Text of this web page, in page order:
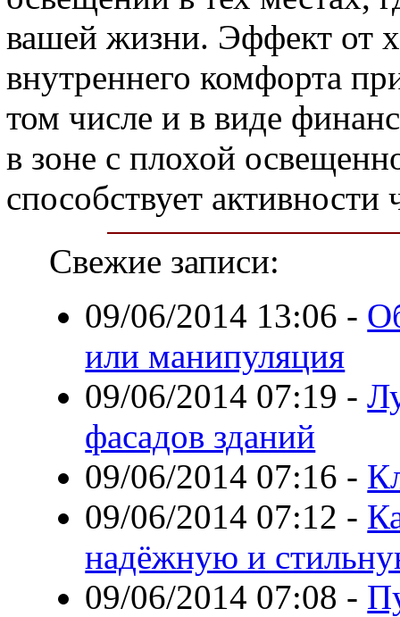
вашей жизни. Эффект от
внутреннего комфорта
том числе и в виде
в зоне с плохой
способствует активности
Свежие записи:
09/06/2014 13:06 -
или манипуляция
09/06/2014 07:19 -
фасадов зданий
09/06/2014 07:16 -
09/06/2014 07:12 -
надёжную и
09/06/2014 07:08 -